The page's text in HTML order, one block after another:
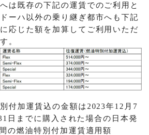
は既存の下記の運賃でのご利用と
ーハ以外の乗り継ぎ都市へも下記
応じた額を加算してご利用いただ
。
付加運賃込の金額は2023年12月7
日までに購入された場合の日本発
の燃油特別付加運賃適用額